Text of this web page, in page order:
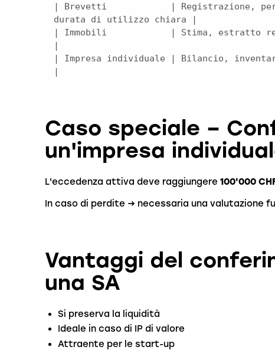
| Brevetti            | Registrazione,
| Immobili            | Stima, estratto
| Impresa individuale | Bilancio,
|
Caso speciale –
un'impresa
L'eccedenza attiva deve raggiungere 100'000
In caso di perdite → necessaria una valutazione
Vantaggi del
una SA
Si preserva la liquidità
Ideale in caso di IP di valore
Attraente per le start-up